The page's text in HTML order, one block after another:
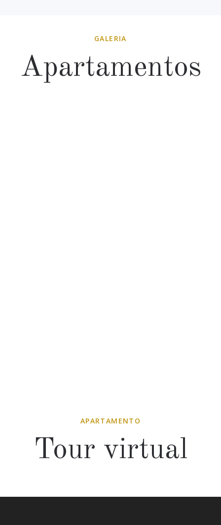
GALERIA
Apartamentos
APARTAMENTO
Tour virtual